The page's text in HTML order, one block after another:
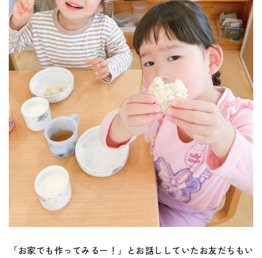
「お家でも作ってみるー！」とお話ししていたお友だちもい